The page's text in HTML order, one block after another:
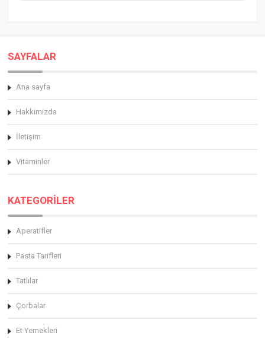
SAYFALAR
Ana sayfa
Hakkimizda
İletişim
Vitaminler
KATEGORİLER
Aperatifler
Pasta Tarifleri
Tatlılar
Çorbalar
Et Yemekleri